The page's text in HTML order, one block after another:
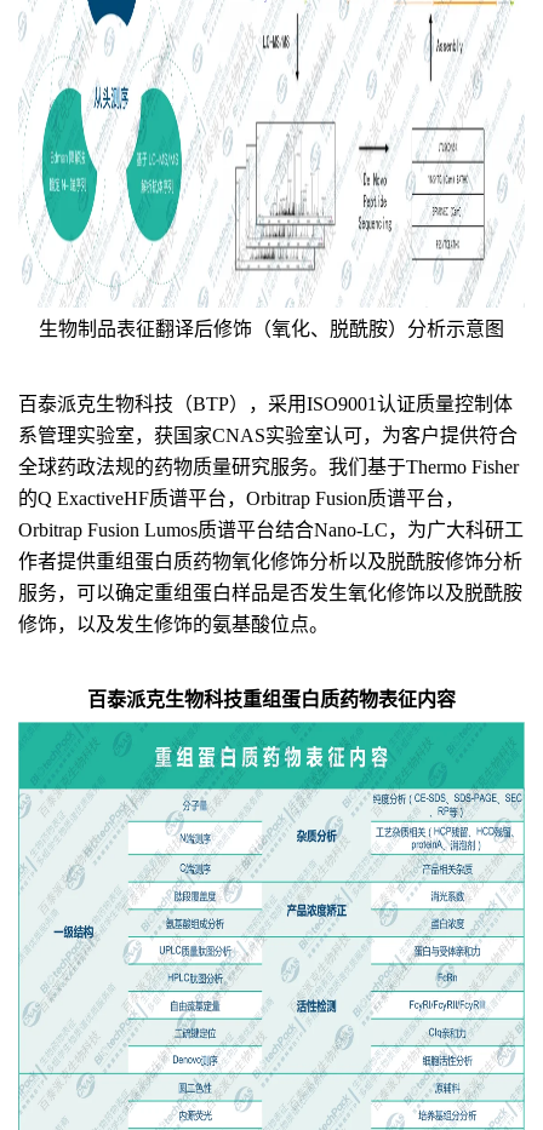
生物制品表征翻译后修饰（氧化、脱酰胺）分析示意图
百泰派克生物科技（BTP），采用ISO9001认证质量控制体
系管理实验室，获国家CNAS实验室认可，为客户提供符合
全球药政法规的药物质量研究服务。我们基于Thermo Fisher
的Q ExactiveHF质谱平台，Orbitrap Fusion质谱平台，
Orbitrap Fusion Lumos质谱平台结合Nano-LC，为广大科研工
作者提供重组蛋白质药物氧化修饰分析以及脱酰胺修饰分析
服务，可以确定重组蛋白样品是否发生氧化修饰以及脱酰胺
修饰，以及发生修饰的氨基酸位点。
百泰派克生物科技重组蛋白质药物表征内容